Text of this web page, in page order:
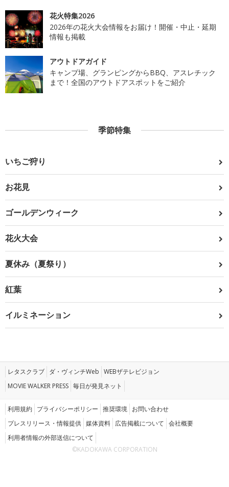
花火特集2026
2026年の花火大会情報をお届け！開催・中止・延期
情報も掲載
アウトドアガイド
キャンプ場、グランピングからBBQ、アスレチック
まで！全国のアウトドアスポットをご紹介
季節特集
いちご狩り
お花見
ゴールデンウィーク
花火大会
夏休み（夏祭り）
紅葉
イルミネーション
レタスクラブ ダ・ヴィンチWeb WEBザテレビジョン
MOVIE WALKER PRESS 毎日が発見ネット
利用規約 プライバシーポリシー 推奨環境 お問い合わせ
プレスリリース・情報提供 媒体資料 広告掲載について 会社概要
利用者情報の外部送信について
©KADOKAWA CORPORATION